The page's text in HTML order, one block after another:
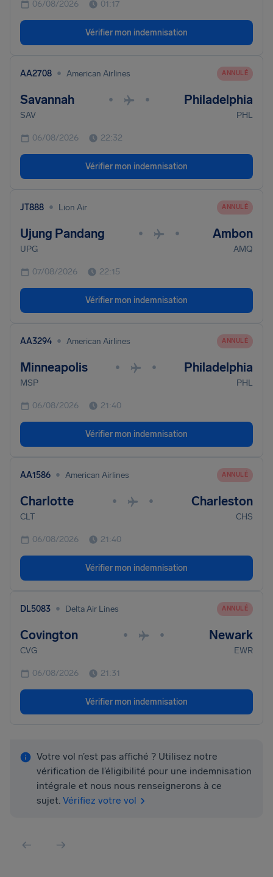
06/08/2026 01:17
Vérifier mon indemnisation
AA2708 • American Airlines ANNULÉ
Savannah • • Philadelphia
SAV PHL
06/08/2026 22:32
Vérifier mon indemnisation
JT888 • Lion Air ANNULÉ
Ujung Pandang • • Ambon
UPG AMQ
07/08/2026 22:15
Vérifier mon indemnisation
AA3294 • American Airlines ANNULÉ
Minneapolis • • Philadelphia
MSP PHL
06/08/2026 21:40
Vérifier mon indemnisation
AA1586 • American Airlines ANNULÉ
Charlotte • • Charleston
CLT CHS
06/08/2026 21:40
Vérifier mon indemnisation
DL5083 • Delta Air Lines ANNULÉ
Covington • • Newark
CVG EWR
06/08/2026 21:31
Vérifier mon indemnisation
Votre vol n’est pas affiché ? Utilisez notre
vérification de l’éligibilité pour une indemnisation
intégrale et nous nous renseignerons à ce
sujet. Vérifiez votre vol